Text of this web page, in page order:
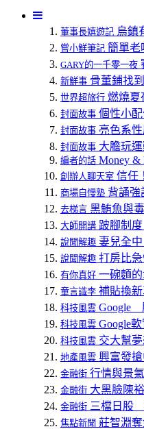
董事長嬉遊記 烏鎮
嘗小鮮筆記 簡單老
GARY的一千零一夜
新鮮事 骨董鋪找
世界超旅行 燃燒夏
封面故事 個性小
封面故事 亮色系
封面故事 大膽玩
編者的話 Money &
創辦人聊天室 信任！
商場自慢塾 背誦強
去梯言 黑鮪魚與
大師開講 跛腳制
說聞解趣 妻兒全
說聞解趣 打房比
有你真好 一碗麵
童言識李 補貼換
科技風雲 Google
科技風雲 Google
科技風雲 交大幫
地產風雲 興富發
金融街 行情與景
金融街 大黑臉陳
金融街 三檔日股
焦點新聞 莊智淵